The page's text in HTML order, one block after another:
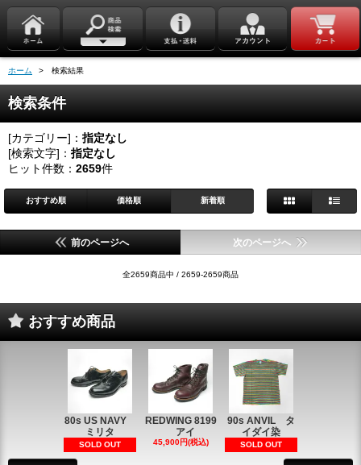
ホーム > 検索結果
検索条件
[カテゴリー]： 指定なし
[検索文字]： 指定なし
ヒット件数： 2659件
おすすめ順 価格順 新着順
前のページへ 次のページへ
全2659商品中 / 2659-2659商品
おすすめ商品
80s US NAVY
ミリタ
SOLD OUT
REDWING 8199
アイ
45,900円(税込)
90s ANVIL タ
イダイ染
SOLD OUT